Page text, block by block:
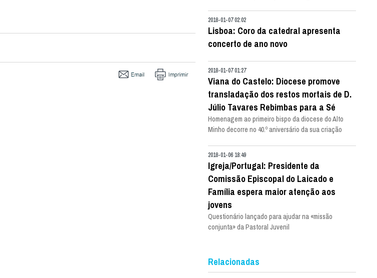
2018-01-07 02:02
Lisboa: Coro da catedral apresenta
concerto de ano novo
2018-01-07 01:27
Viana do Castelo: Diocese promove
transladação dos restos mortais de D.
Júlio Tavares Rebimbas para a Sé
Homenagem ao primeiro bispo da diocese do Alto
Minho decorre no 40.º aniversário da sua criação
2018-01-06 18:49
Igreja/Portugal: Presidente da
Comissão Episcopal do Laicado e
Família espera maior atenção aos
jovens
Questionário lançado para ajudar na «missão
conjunta» da Pastoral Juvenil
Relacionadas